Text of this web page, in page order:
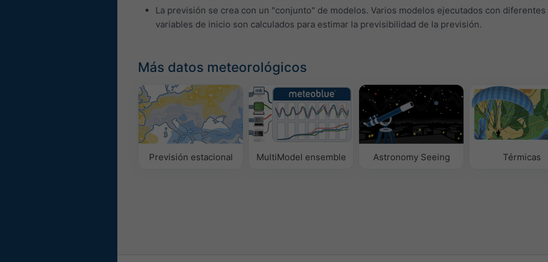
La previsión se crea con un "conjunto" de modelos. Varios modelos ejecutados con diferentes
variables de inicio son calculados para estimar la previsibilidad de la previsión.
Más datos meteorológicos
Previsión estacional MultiModel ensemble Astronomy Seeing Térmicas